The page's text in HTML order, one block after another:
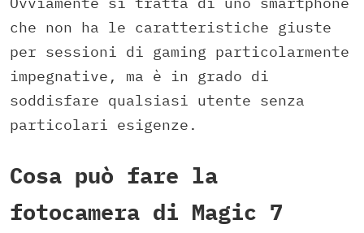
che non ha le caratteristiche giuste
per sessioni di gaming particolarmente
impegnative, ma è in grado di
soddisfare qualsiasi utente senza
particolari esigenze.
Cosa può fare la
fotocamera di Magic 7